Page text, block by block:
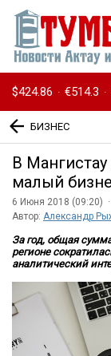
$424.86 · €514.3 ·
БИЗНЕС
В
малый
6 Июня 2018 (09:20) ·
Автор: Александр
За год, общая
регионе
аналитический